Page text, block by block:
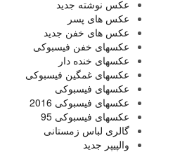
عکس نوشته جدید
عکس های پسر
عکس های خفن جدید
عکسهای خفن فیسبوکی
عکسهای خنده دار
عکسهای غمگین فیسبوکی
عکسهای فیسبوکی
عکسهای فیسبوکی 2016
عکسهای فیسبوکی 95
گالری لباس زمستانی
والپیپر جدید